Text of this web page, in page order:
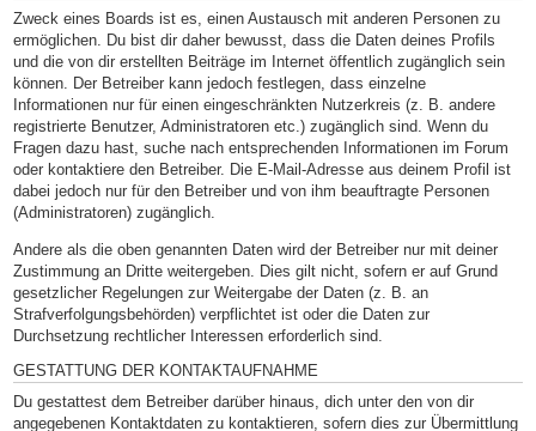
Zweck eines Boards ist es, einen Austausch mit anderen Personen zu
ermöglichen. Du bist dir daher bewusst, dass die Daten deines Profils
und die von dir erstellten Beiträge im Internet öffentlich zugänglich sein
können. Der Betreiber kann jedoch festlegen, dass einzelne
Informationen nur für einen eingeschränkten Nutzerkreis (z. B. andere
registrierte Benutzer, Administratoren etc.) zugänglich sind. Wenn du
Fragen dazu hast, suche nach entsprechenden Informationen im Forum
oder kontaktiere den Betreiber. Die E-Mail-Adresse aus deinem Profil ist
dabei jedoch nur für den Betreiber und von ihm beauftragte Personen
(Administratoren) zugänglich.
Andere als die oben genannten Daten wird der Betreiber nur mit deiner
Zustimmung an Dritte weitergeben. Dies gilt nicht, sofern er auf Grund
gesetzlicher Regelungen zur Weitergabe der Daten (z. B. an
Strafverfolgungsbehörden) verpflichtet ist oder die Daten zur
Durchsetzung rechtlicher Interessen erforderlich sind.
GESTATTUNG DER KONTAKTAUFNAHME
Du gestattest dem Betreiber darüber hinaus, dich unter den von dir
angegebenen Kontaktdaten zu kontaktieren, sofern dies zur Übermittlung